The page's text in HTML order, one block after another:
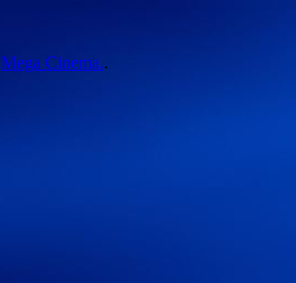
Mega Cinema..